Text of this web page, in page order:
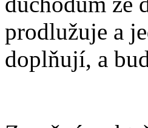
prodlužuje a
doplňují, a